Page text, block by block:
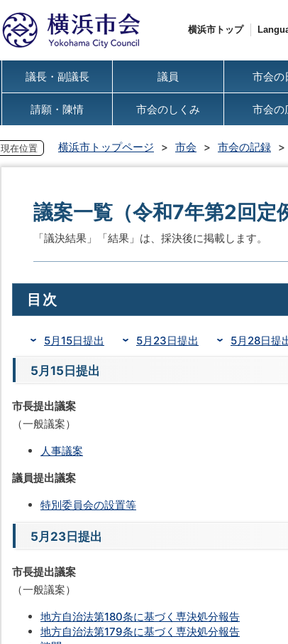
横浜市トップ
議長・副議長 議員 市会の
請願・陳情 市会のしくみ 市会の
現在位置 横浜市トップページ 市会 市会の記録
議案一覧（令和7年第2回定
「議決結果」「結果」は、採決後に掲載します。
目次
5月15日提出 5月23日提出 5月28日提
5月15日提出
市長提出議案
（一般議案）
人事議案
議員提出議案
特別委員会の設置等
5月23日提出
市長提出議案
（一般議案）
地方自治法第180条に基づく専決処分報告
地方自治法第179条に基づく専決処分報告